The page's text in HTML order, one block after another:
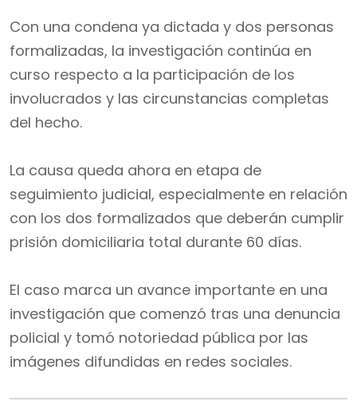
Con una condena ya dictada y dos personas
formalizadas, la investigación continúa en
curso respecto a la participación de los
involucrados y las circunstancias completas
del hecho.
La causa queda ahora en etapa de
seguimiento judicial, especialmente en relación
con los dos formalizados que deberán cumplir
prisión domiciliaria total durante 60 días.
El caso marca un avance importante en una
investigación que comenzó tras una denuncia
policial y tomó notoriedad pública por las
imágenes difundidas en redes sociales.